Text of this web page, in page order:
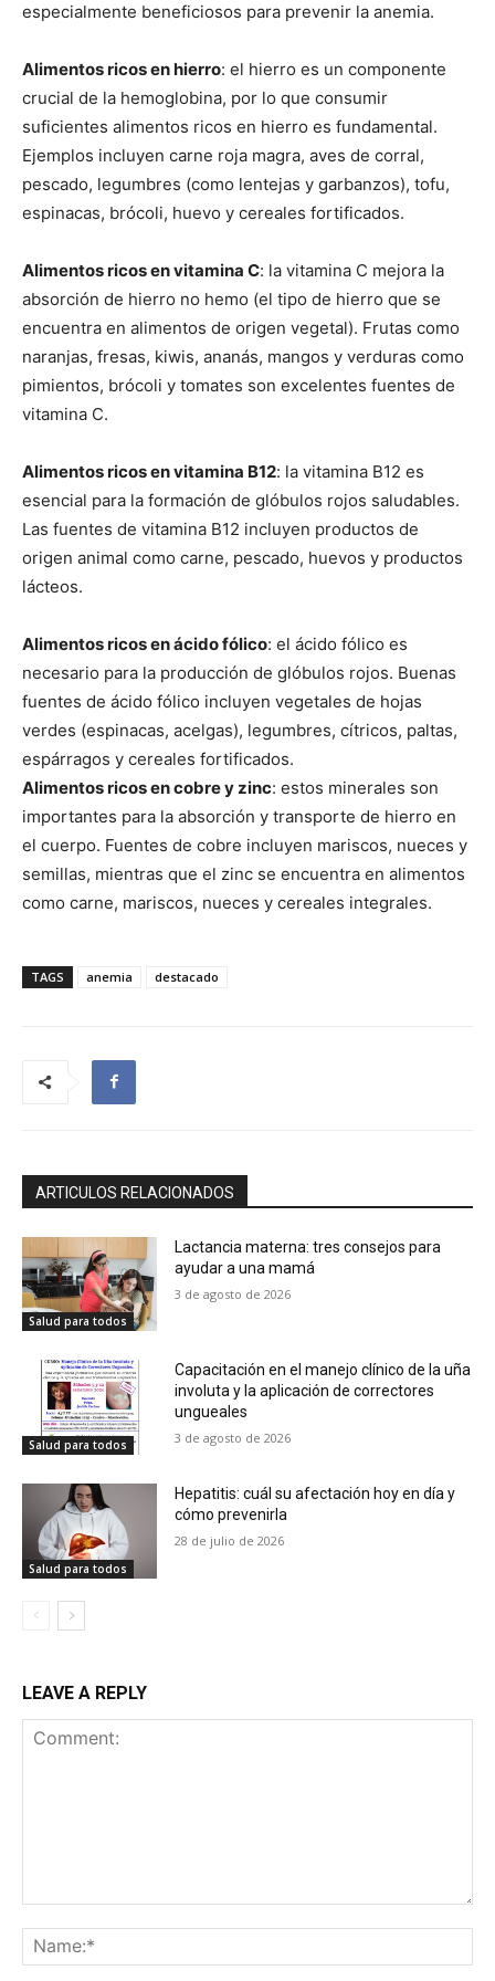
especialmente beneficiosos para prevenir la anemia.
Alimentos ricos en hierro: el hierro es un componente
crucial de la hemoglobina, por lo que consumir
suficientes alimentos ricos en hierro es fundamental.
Ejemplos incluyen carne roja magra, aves de corral,
pescado, legumbres (como lentejas y garbanzos), tofu,
espinacas, brócoli, huevo y cereales fortificados.
Alimentos ricos en vitamina C: la vitamina C mejora la
absorción de hierro no hemo (el tipo de hierro que se
encuentra en alimentos de origen vegetal). Frutas como
naranjas, fresas, kiwis, ananás, mangos y verduras como
pimientos, brócoli y tomates son excelentes fuentes de
vitamina C.
Alimentos ricos en vitamina B12: la vitamina B12 es
esencial para la formación de glóbulos rojos saludables.
Las fuentes de vitamina B12 incluyen productos de
origen animal como carne, pescado, huevos y productos
lácteos.
Alimentos ricos en ácido fólico: el ácido fólico es
necesario para la producción de glóbulos rojos. Buenas
fuentes de ácido fólico incluyen vegetales de hojas
verdes (espinacas, acelgas), legumbres, cítricos, paltas,
espárragos y cereales fortificados.
Alimentos ricos en cobre y zinc: estos minerales son
importantes para la absorción y transporte de hierro en
el cuerpo. Fuentes de cobre incluyen mariscos, nueces y
semillas, mientras que el zinc se encuentra en alimentos
como carne, mariscos, nueces y cereales integrales.
TAGS anemia destacado
ARTICULOS RELACIONADOS
Salud para todos
Lactancia materna: tres consejos para
ayudar a una mamá
3 de agosto de 2026
Salud para todos
Capacitación en el manejo clínico de la uña
involuta y la aplicación de correctores
ungueales
3 de agosto de 2026
Salud para todos
Hepatitis: cuál su afectación hoy en día y
cómo prevenirla
28 de julio de 2026
LEAVE A REPLY